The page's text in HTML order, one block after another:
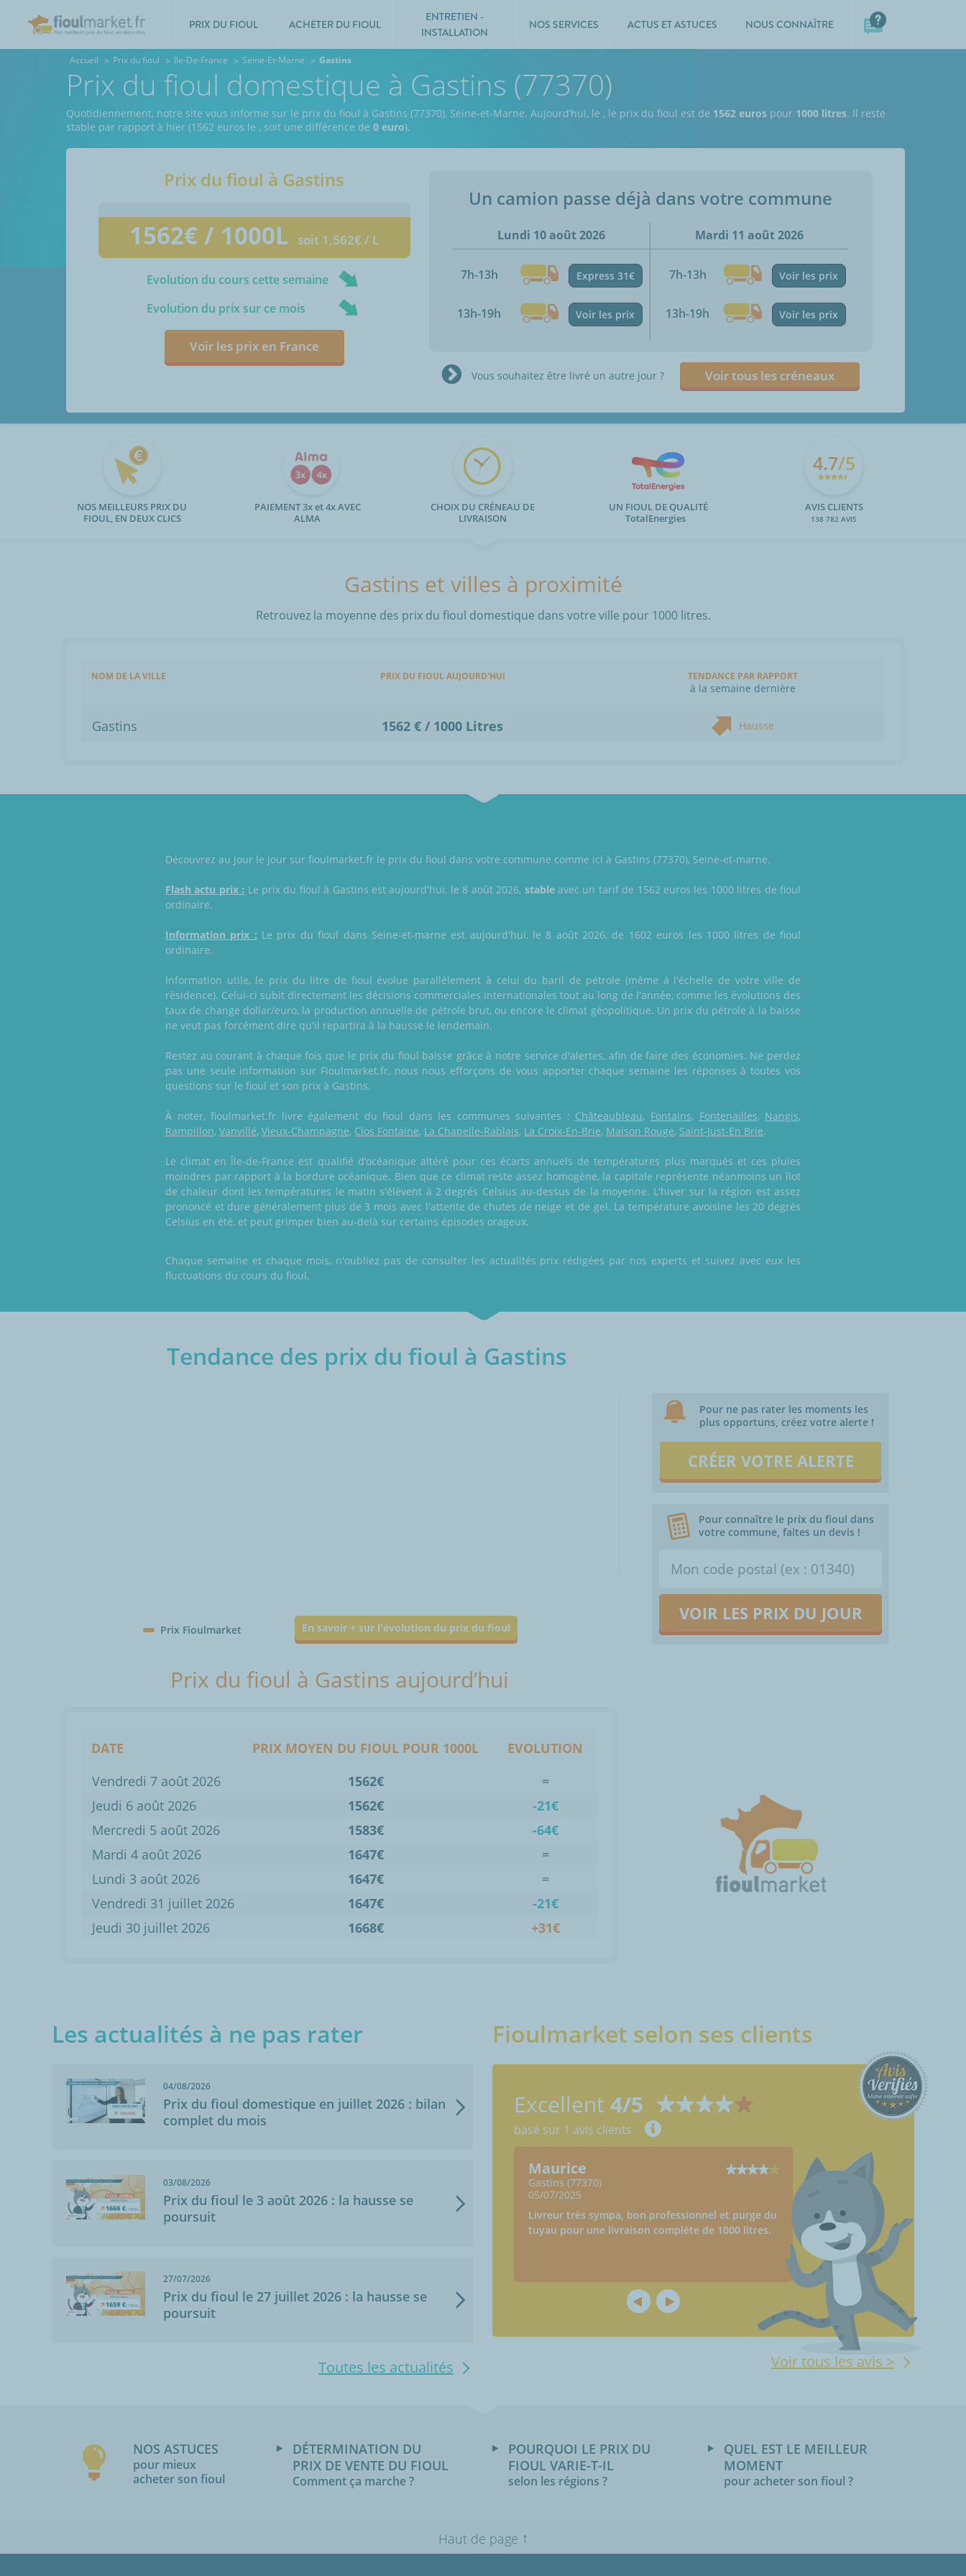
PRIX DU FIOUL ACHETER DU FIOUL
ENTRETIEN -
INSTALLATION
NOS SERVICES ACTUS ET ASTUCES NOUS CONNAÎTRE
Accueil Prix du fioul île-De-France Seine-Et-Marne Gastins
Prix du fioul domestique à Gastins (77370)
Quotidiennement, notre site vous informe sur le prix du fioul à Gastins (77370), Seine-et-Marne. Aujourd’hui, le , le prix du fioul est de 1562 euros pour 1000 litres. Il reste
stable par rapport à hier (1562 euros le , soit une différence de 0 euro).
Prix du fioul à Gastins
1562€ / 1000L soit 1,562€ / L
Evolution du cours cette semaine
Evolution du prix sur ce mois
Voir les prix en France
Un camion passe déjà dans votre commune
Lundi 10 août 2026
7h-13h Express 31€
13h-19h Voir les prix
Mardi 11 août 2026
7h-13h Voir les prix
13h-19h Voir les prix
Vous souhaitez être livré un autre jour ? Voir tous les créneaux
NOS MEILLEURS PRIX DU
FIOUL, EN DEUX CLICS
PAIEMENT 3x et 4x AVEC
ALMA
CHOIX DU CRÉNEAU DE
LIVRAISON
UN FIOUL DE QUALITÉ
TotalEnergies
4.7/5
AVIS CLIENTS
138 782 AVIS
Gastins et villes à proximité
Retrouvez la moyenne des prix du fioul domestique dans votre ville pour 1000 litres.
NOM DE LA VILLE PRIX DU FIOUL AUJOURD'HUI TENDANCE PAR RAPPORT
à la semaine dernière
Gastins 1562 € / 1000 Litres Hausse
Découvrez au jour le jour sur fioulmarket.fr le prix du fioul dans votre commune comme ici à Gastins (77370), Seine-et-marne.
Flash actu prix : Le prix du fioul à Gastins est aujourd'hui, le 8 août 2026, stableavec un tarif de 1562 euros les 1000 litres de fioul
ordinaire.
Information prix : Le prix du fioul dans Seine-et-marne est aujourd'hui, le 8 août 2026, de 1602 euros les 1000 litres de fioul
ordinaire.
Information utile, le prix du litre de fioul évolue parallèlement à celui du baril de pétrole (même à l'échelle de votre ville de
résidence). Celui-ci subit directement les décisions commerciales internationales tout au long de l'année, comme les évolutions des
taux de change dollar/euro, la production annuelle de pétrole brut, ou encore le climat géopolitique. Un prix du pétrole à la baisse
ne veut pas forcément dire qu'il repartira à la hausse le lendemain.
Restez au courant à chaque fois que le prix du fioul baisse grâce à notre service d'alertes, afin de faire des économies. Ne perdez
pas une seule information sur Fioulmarket.fr, nous nous efforçons de vous apporter chaque semaine les réponses à toutes vos
questions sur le fioul et son prix à Gastins.
À noter, fioulmarket.fr livre également du fioul dans les communes suivantes : Châteaubleau, Fontains, Fontenailles, Nangis,
Rampillon, Vanvillé, Vieux-Champagne, Clos Fontaine, La Chapelle-Rablais, La Croix-En-Brie, Maison Rouge, Saint-Just-En Brie.
Le climat en Île-de-France est qualifié d’océanique altéré pour ces écarts annuels de températures plus marqués et ces pluies
moindres par rapport à la bordure océanique. Bien que ce climat reste assez homogène, la capitale représente néanmoins un îlot
de chaleur dont les températures le matin s'élèvent à 2 degrés Celsius au-dessus de la moyenne. L'hiver sur la région est assez
prononcé et dure généralement plus de 3 mois avec l'attente de chutes de neige et de gel. La température avoisine les 20 degrés
Celsius en été, et peut grimper bien au-delà sur certains épisodes orageux.
Chaque semaine et chaque mois, n'oubliez pas de consulter les actualités prix rédigées par nos experts et suivez avec eux les
fluctuations du cours du fioul.
Tendance des prix du fioul à Gastins
Prix Fioulmarket En savoir + sur l'évolution du prix du fioul
Pour ne pas rater les moments les
plus opportuns, créez votre alerte !
CRÉER VOTRE ALERTE
Pour connaître le prix du fioul dans
votre commune, faites un devis !
VOIR LES PRIX DU JOUR
Prix du fioul à Gastins aujourd’hui
DATE PRIX MOYEN DU FIOUL POUR 1000L
EVOLUTION
Vendredi 7 août 2026
1562€
=
Jeudi 6 août 2026
1562€
-21€
Mercredi 5 août 2026
1583€
-64€
Mardi 4 août 2026
1647€
=
Lundi 3 août 2026
1647€
=
Vendredi 31 juillet 2026
1647€
-21€
Jeudi 30 juillet 2026
1668€ +31€
Les actualités à ne pas rater
04/08/2026
Prix du fioul domestique en juillet 2026 : bilan
complet du mois
03/08/2026
Prix du fioul le 3 août 2026 : la hausse se
poursuit
27/07/2026
Prix du fioul le 27 juillet 2026 : la hausse se
poursuit
Toutes les actualités
Fioulmarket selon ses clients
Excellent 4/5
basé sur 1 avis clients
Voir tous les avis >
Maurice
Gastins (77370)
05/07/2025
Livreur très sympa, bon professionnel et purge du
tuyau pour une livraison complète de 1000 litres.
NOS ASTUCES
pour mieux
acheter son fioul
DÉTERMINATION DU
PRIX DE VENTE DU FIOUL
Comment ça marche ?
POURQUOI LE PRIX DU
FIOUL VARIE-T-IL
selon les régions ?
QUEL EST LE MEILLEUR
MOMENT
pour acheter son fioul ?
Haut de page ↑